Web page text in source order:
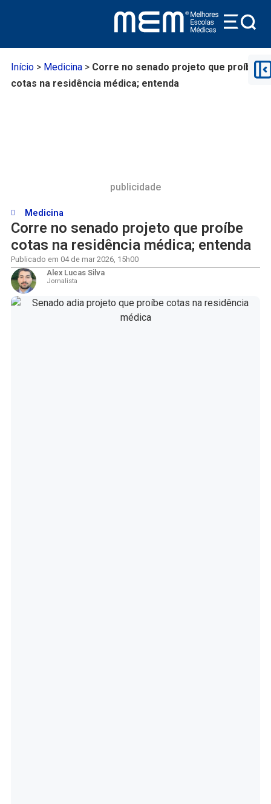
Início> Medicina> Corre no senado projeto que proíbe
cotas na residência médica; entenda
publicidade
Medicina
Corre no senado projeto que proíbe
cotas na residência médica; entenda
Publicado em 04 de mar 2026, 15h00
Alex Lucas Silva
Jornalista